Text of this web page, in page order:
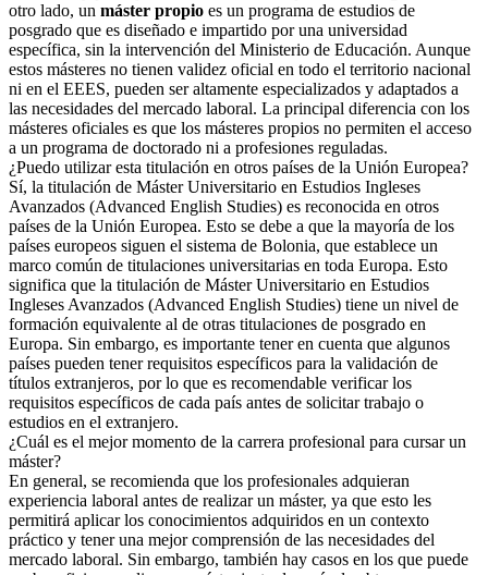
otro lado, un máster propio es un programa de estudios de
posgrado que es diseñado e impartido por una universidad
específica, sin la intervención del Ministerio de Educación. Aunque
estos másteres no tienen validez oficial en todo el territorio nacional
ni en el EEES, pueden ser altamente especializados y adaptados a
las necesidades del mercado laboral. La principal diferencia con los
másteres oficiales es que los másteres propios no permiten el acceso
a un programa de doctorado ni a profesiones reguladas.
¿Puedo utilizar esta titulación en otros países de la Unión Europea?
Sí, la titulación de Máster Universitario en Estudios Ingleses
Avanzados (Advanced English Studies) es reconocida en otros
países de la Unión Europea. Esto se debe a que la mayoría de los
países europeos siguen el sistema de Bolonia, que establece un
marco común de titulaciones universitarias en toda Europa. Esto
significa que la titulación de Máster Universitario en Estudios
Ingleses Avanzados (Advanced English Studies) tiene un nivel de
formación equivalente al de otras titulaciones de posgrado en
Europa. Sin embargo, es importante tener en cuenta que algunos
países pueden tener requisitos específicos para la validación de
títulos extranjeros, por lo que es recomendable verificar los
requisitos específicos de cada país antes de solicitar trabajo o
estudios en el extranjero.
¿Cuál es el mejor momento de la carrera profesional para cursar un
máster?
En general, se recomienda que los profesionales adquieran
experiencia laboral antes de realizar un máster, ya que esto les
permitirá aplicar los conocimientos adquiridos en un contexto
práctico y tener una mejor comprensión de las necesidades del
mercado laboral. Sin embargo, también hay casos en los que puede